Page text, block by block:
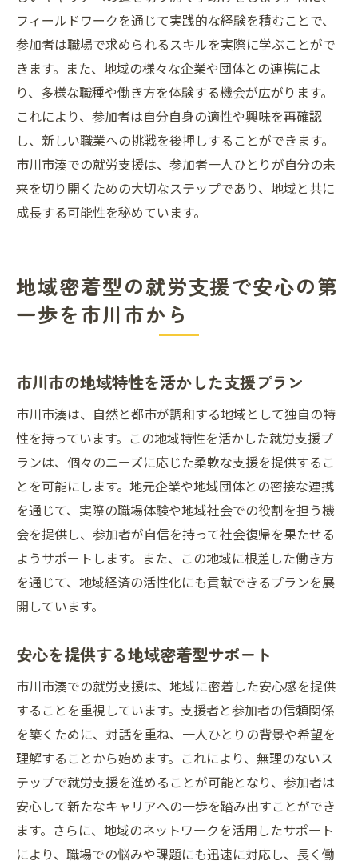
フィールドワークを通じて実践的な経験を積むことで、
参加者は職場で求められるスキルを実際に学ぶことがで
きます。また、地域の様々な企業や団体との連携によ
り、多様な職種や働き方を体験する機会が広がります。
これにより、参加者は自分自身の適性や興味を再確認
し、新しい職業への挑戦を後押しすることができます。
市川市湊での就労支援は、参加者一人ひとりが自分の未
来を切り開くための大切なステップであり、地域と共に
成長する可能性を秘めています。
地域密着型の就労支援で安心の第
一歩を市川市から
市川市の地域特性を活かした支援プラン
市川市湊は、自然と都市が調和する地域として独自の特
性を持っています。この地域特性を活かした就労支援プ
ランは、個々のニーズに応じた柔軟な支援を提供するこ
とを可能にします。地元企業や地域団体との密接な連携
を通じて、実際の職場体験や地域社会での役割を担う機
会を提供し、参加者が自信を持って社会復帰を果たせる
ようサポートします。また、この地域に根差した働き方
を通じて、地域経済の活性化にも貢献できるプランを展
開しています。
安心を提供する地域密着型サポート
市川市湊での就労支援は、地域に密着した安心感を提供
することを重視しています。支援者と参加者の信頼関係
を築くために、対話を重ね、一人ひとりの背景や希望を
理解することから始めます。これにより、無理のないス
テップで就労支援を進めることが可能となり、参加者は
安心して新たなキャリアへの一歩を踏み出すことができ
ます。さらに、地域のネットワークを活用したサポート
により、職場での悩みや課題にも迅速に対応し、長く働